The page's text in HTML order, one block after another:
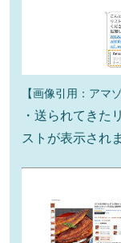
【画像引用：アマ
・送られてきた
ストが表示され